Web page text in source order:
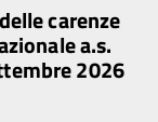
carenze
a.s.
2026